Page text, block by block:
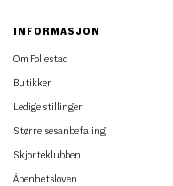
INFORMASJON
Om Follestad
Butikker
Ledige stillinger
Størrelsesanbefaling
Skjorteklubben
Åpenhetsloven